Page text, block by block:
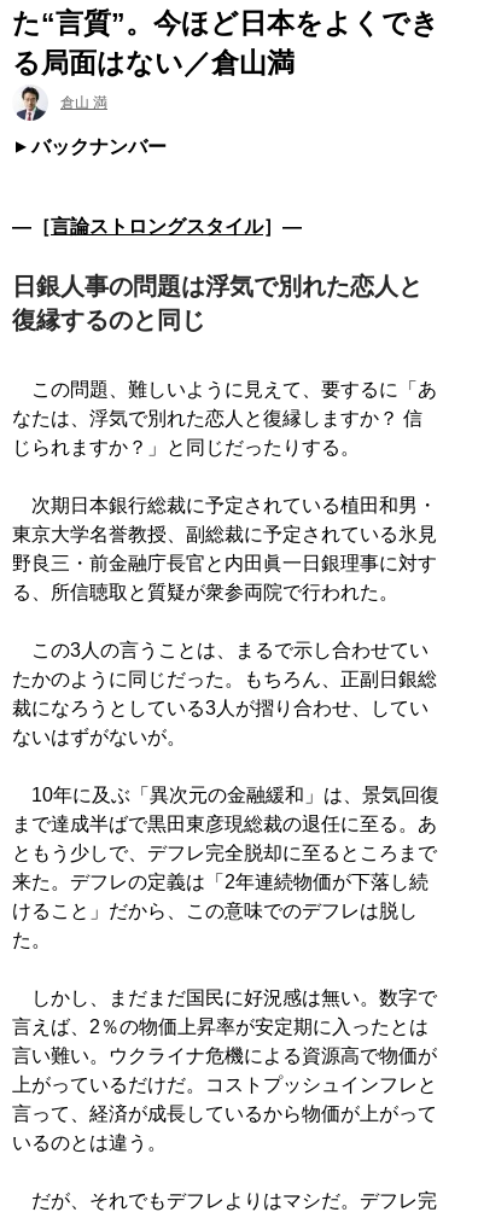
た“言質”。今ほど日本をよくでき
る局面はない／倉山満
倉山 満
バックナンバー
―［言論ストロングスタイル］―
日銀人事の問題は浮気で別れた恋人と
復縁するのと同じ
この問題、難しいように見えて、要するに「あ
なたは、浮気で別れた恋人と復縁しますか？ 信
じられますか？」と同じだったりする。
次期日本銀行総裁に予定されている植田和男・
東京大学名誉教授、副総裁に予定されている氷見
野良三・前金融庁長官と内田眞一日銀理事に対す
る、所信聴取と質疑が衆参両院で行われた。
この3人の言うことは、まるで示し合わせてい
たかのように同じだった。もちろん、正副日銀総
裁になろうとしている3人が摺り合わせ、してい
ないはずがないが。
10年に及ぶ「異次元の金融緩和」は、景気回復
まで達成半ばで黒田東彦現総裁の退任に至る。あ
ともう少しで、デフレ完全脱却に至るところまで
来た。デフレの定義は「2年連続物価が下落し続
けること」だから、この意味でのデフレは脱し
た。
しかし、まだまだ国民に好況感は無い。数字で
言えば、2％の物価上昇率が安定期に入ったとは
言い難い。ウクライナ危機による資源高で物価が
上がっているだけだ。コストプッシュインフレと
言って、経済が成長しているから物価が上がって
いるのとは違う。
だが、それでもデフレよりはマシだ。デフレ完